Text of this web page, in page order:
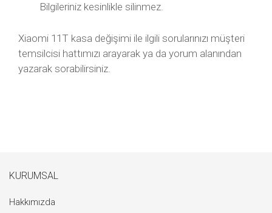
Bilgileriniz kesinlikle silinmez.
Xiaomi 11T kasa değişimi ile ilgili sorularınızı müşteri
temsilcisi hattımızı arayarak ya da yorum alanından
yazarak sorabilirsiniz.
KURUMSAL
Hakkımızda